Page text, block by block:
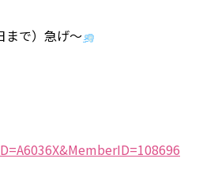
まで）急げ～